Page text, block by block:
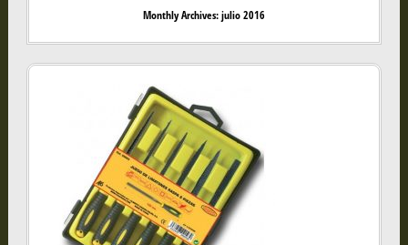
Monthly Archives: julio 2016